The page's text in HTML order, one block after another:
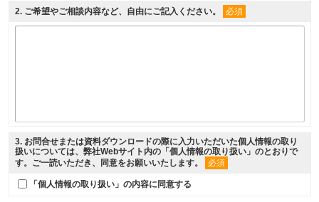
2. ご希望やご相談内容など、自由にご記入ください。 必須
3. お問合せまたは資料ダウンロードの際に入力いただいた個人情報の取り
扱いについては、弊社Webサイト内の「 個人情報の取り扱い」のとおりで
す。ご一読いただき、同意をお願いいたします。
必須
「個人情報の取り扱い」の内容に同意する